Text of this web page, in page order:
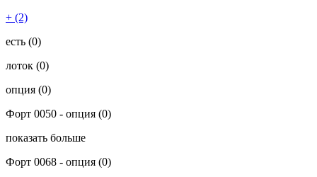
+ (2)
есть (0)
лоток (0)
опция (0)
Форт 0050 - опция (0)
показать больше
Форт 0068 - опция (0)